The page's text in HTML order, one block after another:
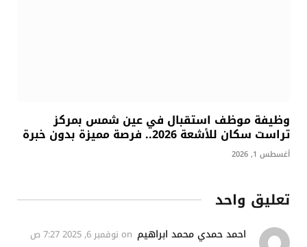
وظيفة موظف استقبال في عين شمس بمركز
تراست سكان للأشعة 2026.. فرصة مميزة بدون خبرة
أغسطس 1, 2026
تعليق واحد
احمد حمدي محمد ابراهيم نوفمبر 6, 2025 7:27 ص